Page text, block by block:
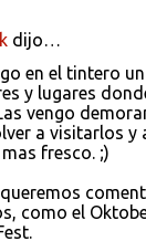
dijo…
en el tintero
y lugares
vengo
a visitarlos y
fresco. ;)
como el